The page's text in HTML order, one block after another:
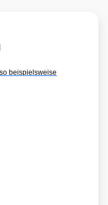
beispielsweise